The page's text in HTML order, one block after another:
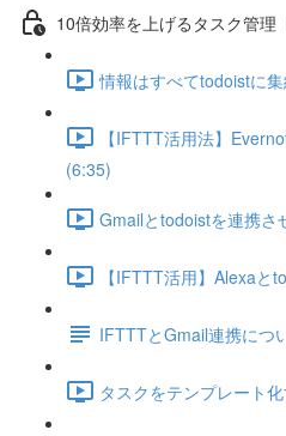
10倍効率を上げるタスク管理
情報はすべてtodoistに
【IFTTT活用法】
(6:35)
Gmailとtodoistを連携さ
【IFTTT活用】Alexaと
IFTTTとGmail連携につ
タスクをテンプレート